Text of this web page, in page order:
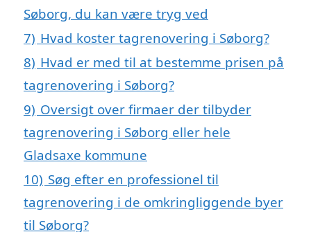
Søborg, du kan være tryg ved
7) Hvad koster tagrenovering i Søborg?
8) Hvad er med til at bestemme prisen på
tagrenovering i Søborg?
9) Oversigt over firmaer der tilbyder
tagrenovering i Søborg eller hele
Gladsaxe kommune
10) Søg efter en professionel til
tagrenovering i de omkringliggende byer
til Søborg?